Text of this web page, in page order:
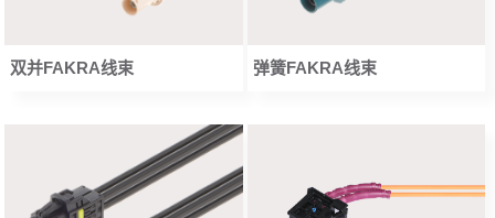
双并FAKRA线束 弹簧FAKRA线束